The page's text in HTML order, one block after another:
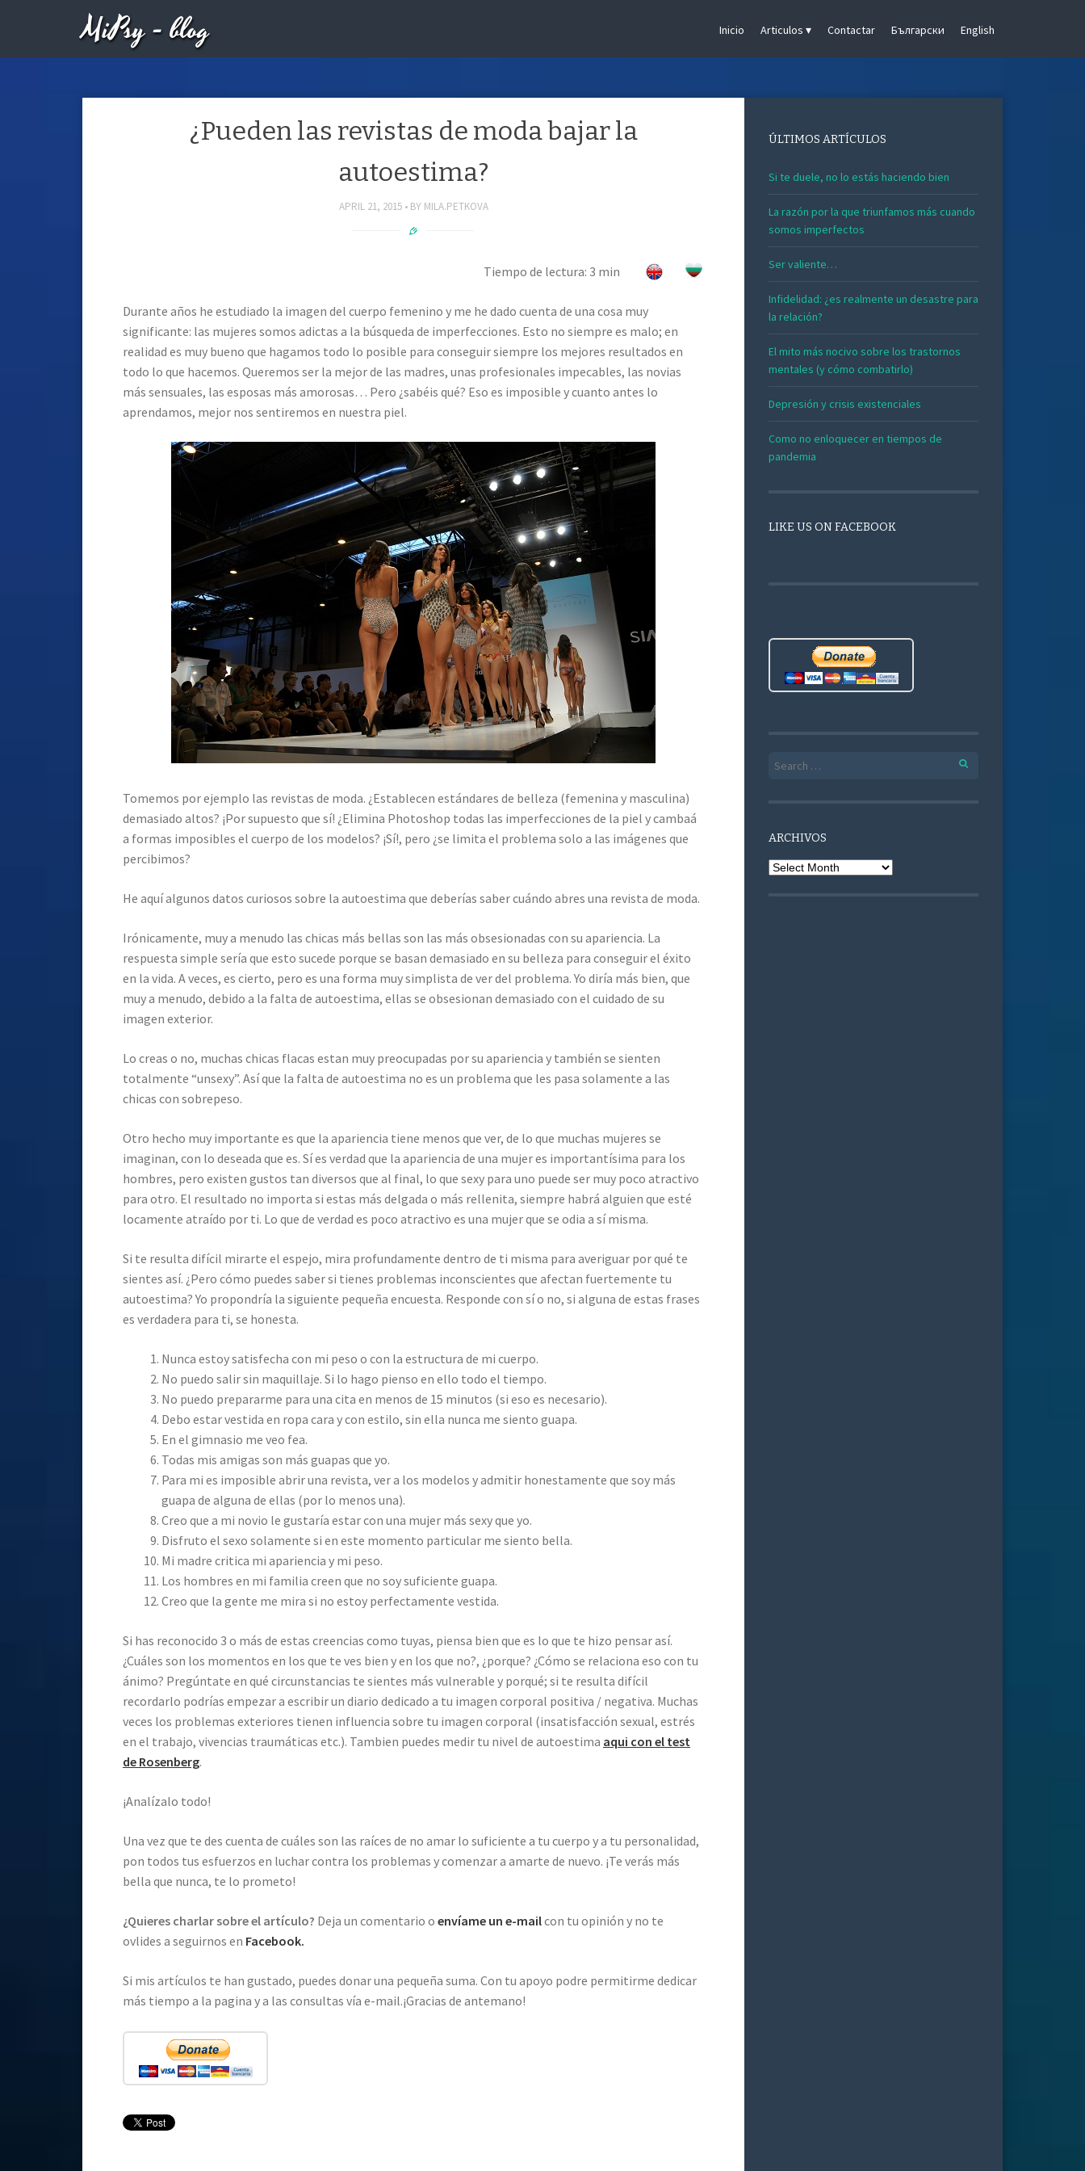
MiPsy - blog Inicio Articulos Contactar Български English
¿Pueden las revistas de moda bajar la
autoestima?
APRIL 21, 2015 BY MILA.PETKOVA
Tiempo de lectura: 3 min
Durante años he estudiado la imagen del cuerpo femenino y me he dado cuenta de una cosa muy
significante: las mujeres somos adictas a la búsqueda de imperfecciones. Esto no siempre es malo; en
realidad es muy bueno que hagamos todo lo posible para conseguir siempre los mejores resultados en
todo lo que hacemos. Queremos ser la mejor de las madres, unas profesionales impecables, las novias
más sensuales, las esposas más amorosas… Pero ¿sabéis qué? Eso es imposible y cuanto antes lo
aprendamos, mejor nos sentiremos en nuestra piel.
Tomemos por ejemplo las revistas de moda. ¿Establecen estándares de belleza (femenina y masculina)
demasiado altos? ¡Por supuesto que sí! ¿Elimina Photoshop todas las imperfecciones de la piel y cambaá
a formas imposibles el cuerpo de los modelos? ¡Sí!, pero ¿se limita el problema solo a las imágenes que
percibimos?
He aquí algunos datos curiosos sobre la autoestima que deberías saber cuándo abres una revista de moda.
Irónicamente, muy a menudo las chicas más bellas son las más obsesionadas con su apariencia. La
respuesta simple sería que esto sucede porque se basan demasiado en su belleza para conseguir el éxito
en la vida. A veces, es cierto, pero es una forma muy simplista de ver del problema. Yo diría más bien, que
muy a menudo, debido a la falta de autoestima, ellas se obsesionan demasiado con el cuidado de su
imagen exterior.
Lo creas o no, muchas chicas flacas estan muy preocupadas por su apariencia y también se sienten
totalmente “unsexy”. Así que la falta de autoestima no es un problema que les pasa solamente a las
chicas con sobrepeso.
Otro hecho muy importante es que la apariencia tiene menos que ver, de lo que muchas mujeres se
imaginan, con lo deseada que es. Sí es verdad que la apariencia de una mujer es importantísima para los
hombres, pero existen gustos tan diversos que al final, lo que sexy para uno puede ser muy poco atractivo
para otro. El resultado no importa si estas más delgada o más rellenita, siempre habrá alguien que esté
locamente atraído por ti. Lo que de verdad es poco atractivo es una mujer que se odia a sí misma.
Si te resulta difícil mirarte el espejo, mira profundamente dentro de ti misma para averiguar por qué te
sientes así. ¿Pero cómo puedes saber si tienes problemas inconscientes que afectan fuertemente tu
autoestima? Yo propondría la siguiente pequeña encuesta. Responde con sí o no, si alguna de estas frases
es verdadera para ti, se honesta.
Nunca estoy satisfecha con mi peso o con la estructura de mi cuerpo.
No puedo salir sin maquillaje. Si lo hago pienso en ello todo el tiempo.
No puedo prepararme para una cita en menos de 15 minutos (si eso es necesario).
Debo estar vestida en ropa cara y con estilo, sin ella nunca me siento guapa.
En el gimnasio me veo fea.
Todas mis amigas son más guapas que yo.
Para mi es imposible abrir una revista, ver a los modelos y admitir honestamente que soy más
guapa de alguna de ellas (por lo menos una).
Creo que a mi novio le gustaría estar con una mujer más sexy que yo.
Disfruto el sexo solamente si en este momento particular me siento bella.
Mi madre critica mi apariencia y mi peso.
Los hombres en mi familia creen que no soy suficiente guapa.
Creo que la gente me mira si no estoy perfectamente vestida.
Si has reconocido 3 o más de estas creencias como tuyas, piensa bien que es lo que te hizo pensar así.
¿Cuáles son los momentos en los que te ves bien y en los que no?, ¿porque? ¿Cómo se relaciona eso con tu
ánimo? Pregúntate en qué circunstancias te sientes más vulnerable y porqué; si te resulta difícil
recordarlo podrías empezar a escribir un diario dedicado a tu imagen corporal positiva / negativa. Muchas
veces los problemas exteriores tienen influencia sobre tu imagen corporal (insatisfacción sexual, estrés
en el trabajo, vivencias traumáticas etc.). Tambien puedes medir tu nivel de autoestima aqui con el test
de Rosenberg.
¡Analízalo todo!
Una vez que te des cuenta de cuáles son las raíces de no amar lo suficiente a tu cuerpo y a tu personalidad,
pon todos tus esfuerzos en luchar contra los problemas y comenzar a amarte de nuevo. ¡Te verás más
bella que nunca, te lo prometo!
¿Quieres charlar sobre el artículo? Deja un comentario o envíame un e-mailcon tu opinión y no te
ovlides a seguirnos en Facebook.
Si mis artículos te han gustado, puedes donar una pequeña suma. Con tu apoyo podre permitirme dedicar
más tiempo a la pagina y a las consultas vía e-mail.¡Gracias de antemano!
ÚLTIMOS ARTÍCULOS
Si te duele, no lo estás haciendo bien
La razón por la que triunfamos más cuando
somos imperfectos
Ser valiente…
Infidelidad: ¿es realmente un desastre para
la relación?
El mito más nocivo sobre los trastornos
mentales (y cómo combatirlo)
Depresión y crisis existenciales
Como no enloquecer en tiempos de
pandemia
LIKE US ON FACEBOOK
Search for:
ARCHIVOS
Archivos